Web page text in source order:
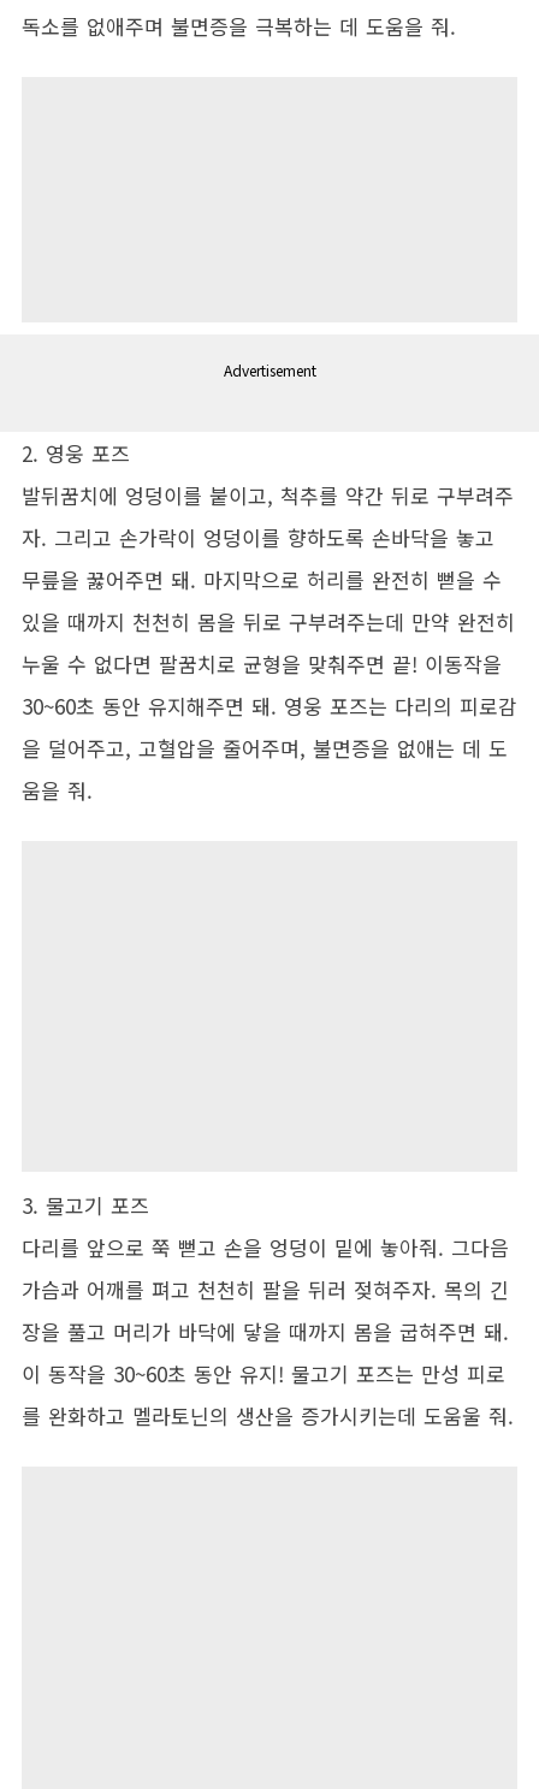
독소를 없애주며 불면증을 극복하는 데 도움을 줘.
Advertisement
2. 영웅 포즈
발뒤꿈치에 엉덩이를 붙이고, 척추를 약간 뒤로 구부려주
자. 그리고 손가락이 엉덩이를 향하도록 손바닥을 놓고
무릎을 꿇어주면 돼. 마지막으로 허리를 완전히 뻗을 수
있을 때까지 천천히 몸을 뒤로 구부려주는데 만약 완전히
누울 수 없다면 팔꿈치로 균형을 맞춰주면 끝! 이동작을
30~60초 동안 유지해주면 돼. 영웅 포즈는 다리의 피로감
을 덜어주고, 고혈압을 줄어주며, 불면증을 없애는 데 도
움을 줘.
3. 물고기 포즈
다리를 앞으로 쭉 뻗고 손을 엉덩이 밑에 놓아줘. 그다음
가슴과 어깨를 펴고 천천히 팔을 뒤러 젖혀주자. 목의 긴
장을 풀고 머리가 바닥에 닿을 때까지 몸을 굽혀주면 돼.
이 동작을 30~60초 동안 유지! 물고기 포즈는 만성 피로
를 완화하고 멜라토닌의 생산을 증가시키는데 도움울 줘.